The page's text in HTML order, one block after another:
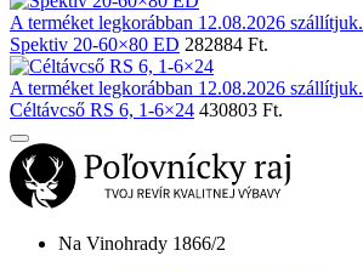
A terméket legkorábban 12.08.2026 szállítjuk.
Spektiv 20-60×80 ED 282884 Ft.
A terméket legkorábban 12.08.2026 szállítjuk.
Céltávcső RS 6, 1-6×24 430803 Ft.
Na Vinohrady 1866/2